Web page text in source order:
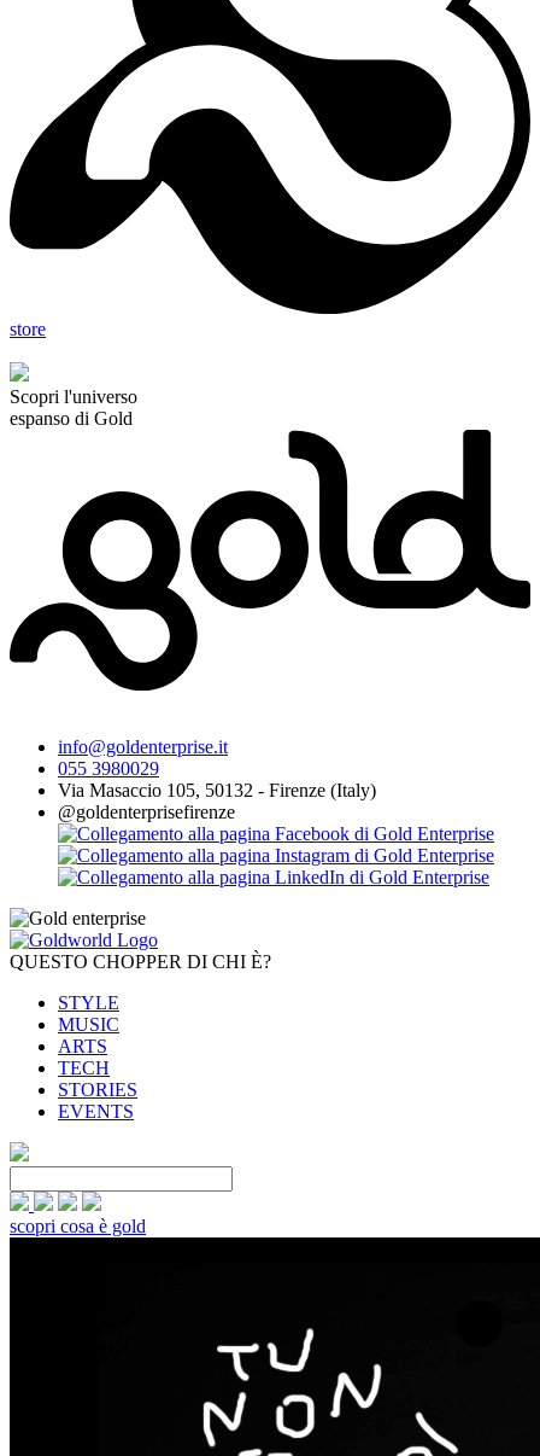
store
Scopri l'universo
espanso di Gold
info@goldenterprise.it
055 3980029
Via Masaccio 105, 50132 - Firenze (Italy)
@goldenterprisefirenze
QUESTO CHOPPER DI CHI È?
STYLE
MUSIC
ARTS
TECH
STORIES
EVENTS
scopri cosa è gold